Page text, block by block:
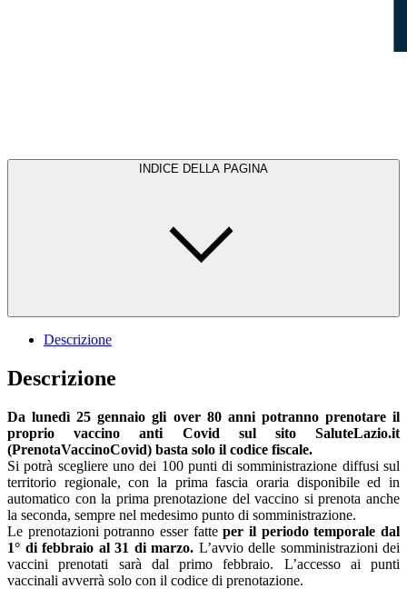
INDICE DELLA PAGINA
Descrizione
Descrizione
Da lunedì 25 gennaio gli over 80 anni potranno prenotare il
proprio vaccino anti Covid sul sito SaluteLazio.it
(PrenotaVaccinoCovid) basta solo il codice fiscale.
Si potrà scegliere uno dei 100 punti di somministrazione diffusi sul
territorio regionale, con la prima fascia oraria disponibile ed in
automatico con la prima prenotazione del vaccino si prenota anche
la seconda, sempre nel medesimo punto di somministrazione.
Le prenotazioni potranno esser fatteper il periodo temporale dal
1° di febbraio al 31 di marzo. L’avvio delle somministrazioni dei
vaccini prenotati sarà dal primo febbraio. L’accesso ai punti
vaccinali avverrà solo con il codice di prenotazione.